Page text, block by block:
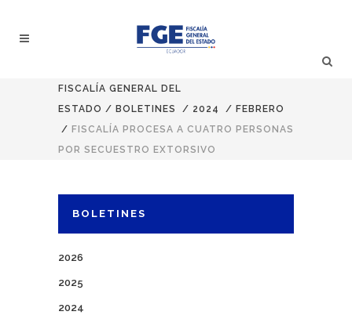
FISCALÍA GENERAL DEL
ESTADO / BOLETINES / 2024 / FEBRERO
/ FISCALÍA PROCESA A CUATRO PERSONAS
POR SECUESTRO EXTORSIVO
BOLETINES
2026
2025
2024